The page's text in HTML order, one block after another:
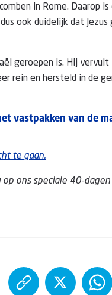
in Rome. Daarop
ook duidelijk dat Jezus
geroepen is. Hij
rein en hersteld in de
vastpakken van de
te gaan.
ons speciale 40-dagen